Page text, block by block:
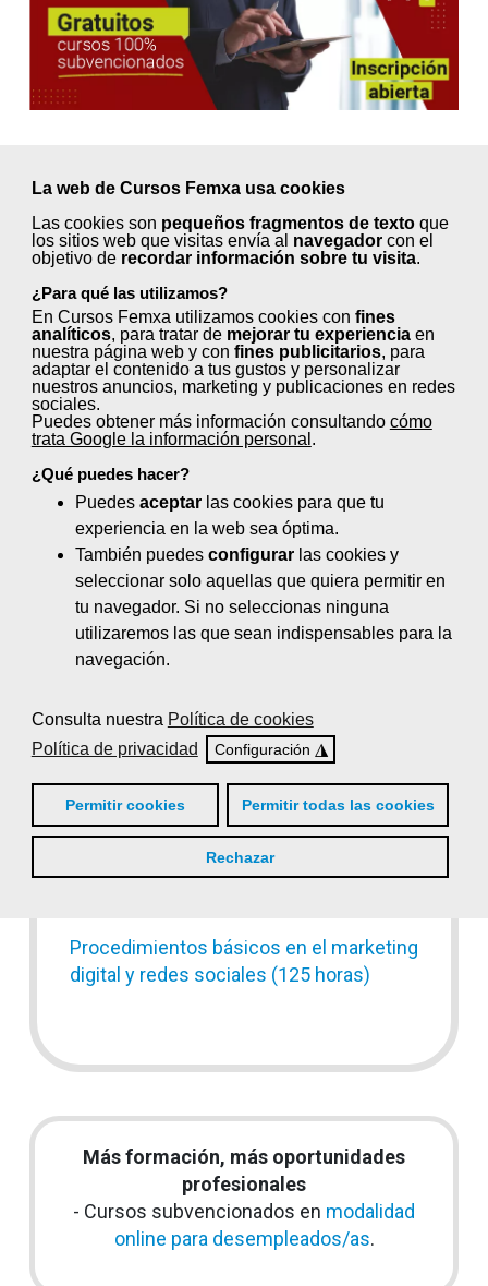
La web de Cursos Femxa usa cookies
Las cookies son pequeños fragmentos de textoque
los sitios web que visitas envía al navegadorcon el
objetivo de recordar información sobre tu visita.
¿Para qué las utilizamos?
En Cursos Femxa utilizamos cookies con fines
analíticos, para tratar de mejorar tu experienciaen
nuestra página web y con fines publicitarios, para
adaptar el contenido a tus gustos y personalizar
nuestros anuncios, marketing y publicaciones en redes
sociales.
Puedes obtener más información consultando cómo
trata Google la información personal .
¿Qué puedes hacer?
Puedes aceptarlas cookies para que tu
experiencia en la web sea óptima.
También puedes configurarlas cookies y
seleccionar solo aquellas que quiera permitir en
tu navegador. Si no seleccionas ninguna
utilizaremos las que sean indispensables para la
navegación.
Consulta nuestra Política de cookies
Política de privacidad
Configuración ◮
Permitir cookies Permitir todas las cookies
Rechazar
Próximos inicios en
septiembre ¡Elige tu curso!
Animación turística (50 horas)
Control de quejas y reclamaciones (20
horas)
El servicio de comidas en centros
sanitarios y sociosanitarios (100 horas)
Gestión de la calidad de servicio en el
sector de la hostelería (40 horas)
Logística en bar: Aprovisionamiento y
almacenaje de alimentos y bebidas (35
horas)
Organización de eventos y protocolo (65
horas)
Planificación de menús y dietas
especiales (20 horas)
Prevención de riesgos laborales en la
Procedimientos básicos en el marketing
digital y redes sociales (125 horas)
Más formación, más oportunidades
profesionales
- Cursos subvencionados en modalidad
online para desempleados/as.